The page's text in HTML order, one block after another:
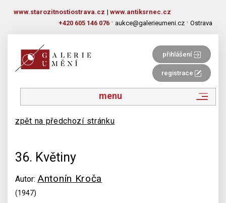
www.starozitnostiostrava.cz | www.antiksrnec.cz
+420 605 146 076 · aukce@galerieumeni.cz · Ostrava
přihlášení
registrace
menu
zpět na předchozí stránku
36. Květiny
Autor: Antonín Kroča
(1947)